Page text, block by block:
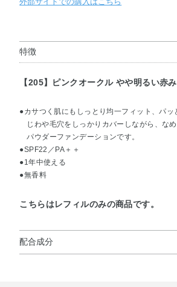
特徴
【205】ピンクオークル やや明るい赤
●カサつく肌にもしっとり均一フィット、パッ
じわや毛穴をしっかりカバーしながら、な
パウダーファンデーションです。
●SPF22／PA＋＋
●1年中使える
●無香料
こちらはレフィルのみの商品です。
配合成分